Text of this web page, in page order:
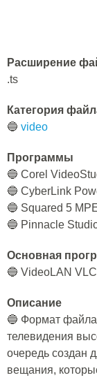
Расширение
.ts
Категория
🔵 video
Программы
🔵 Corel
🔵 CyberLink
🔵 Squared 5
🔵 Pinnacle
Основная
🔵 VideoLAN
Описание
🔵 Формат
телевидения
очередь создан
вещания,